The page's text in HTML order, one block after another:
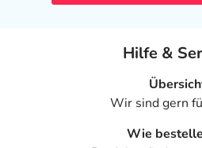
Hilfe &
Wir sind gern
Wie